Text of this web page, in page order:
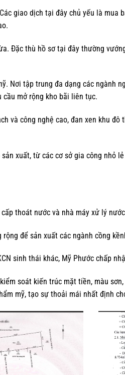
giao dịch tại đây chủ yếu là mua
Đặc thù hồ sơ tại đây thường
Nơi tập trung đa dạng các ngành
mở rộng kho bãi liên tục.
và công nghệ cao, đan xen khu đô
xuất, từ các cơ sở gia công nhỏ
thoát nước và nhà máy xử lý
để sản xuất các ngành cồng
sinh thái khác, Mỹ Phước chấp
soát kiến trúc mặt tiền, màu
mỹ, tạo sự thoải mái nhất định